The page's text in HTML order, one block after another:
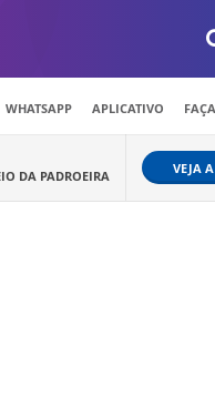
WHATSAPP APLICATIVO
DA PADROEIRA VEJA